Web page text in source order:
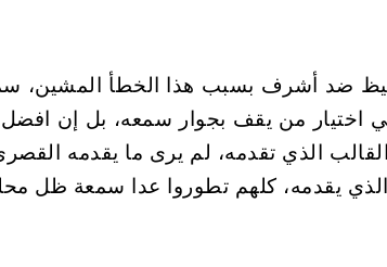
أشرف بسبب هذا الخطأ المشين،
اختيار من يقف بجوار سمعه، بل إن
الذي تقدمه، لم يرى ما يقدمه
يقدمه، كلهم تطوروا عدا سمعة ظل